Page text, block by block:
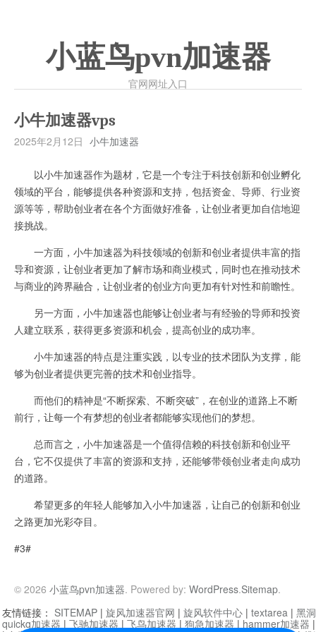
小蓝鸟pvn加速器
官网网址入口
小牛加速器vps
2025年2月12日 小牛加速器
以小牛加速器作为题材，它是一个专注于科技创新和创业孵化
领域的平台，能够提供各种资源和支持，包括资金、导师、行业资
源等等，帮助创业者在各个方面做好准备，让创业者更加自信地迎
接挑战。
一方面，小牛加速器为科技领域的创新和创业者提供丰富的指
导和资源，让创业者更加了解市场和商业模式，同时也在推动技术
与商业的跨界融合，让创业者的创业方向更加有针对性和前瞻性。
另一方面，小牛加速器也能够让创业者与有经验的导师和投资
人建立联系，获得更多资源和机会，提高创业的成功率。
小牛加速器的特点是注重实践，以专业的技术团队为支撑，能
够为创业者提供更完善的技术和创业指导。
而他们的精神是“不断探索、不断突破”，在创业的道路上不断
前行，让每一个有梦想的创业者都能够实现他们的梦想。
总而言之，小牛加速器是一个值得信赖的科技创新和创业平
台，它不仅提供了丰富的资源和支持，还能够带领创业者走向成功
的道路。
希望更多的年轻人能够加入小牛加速器，让自己的创新和创业
之路更加光彩夺目。
#3#
© 2026 小蓝鸟pvn加速器. Powered by: WordPress.Sitemap.
友情链接： SITEMAP | 旋风加速器官网 | 旋风软件中心 | textarea | 黑
quickq加速器 | 飞驰加速器 | 飞鸟加速器 | 狗急加速器 | hammer加速器